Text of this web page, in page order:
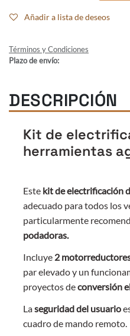
Añadir a lista de deseos
Términos y Condiciones
Plazo de envío:
DESCRIPCIÓN
Kit de
herramientas
Este kit de electrificación
adecuado para todos los
particularmente
podadoras.
Incluye 2
par elevado y un
proyectos deconversión
Laseguridad del usuario
cuadro de mando remoto.